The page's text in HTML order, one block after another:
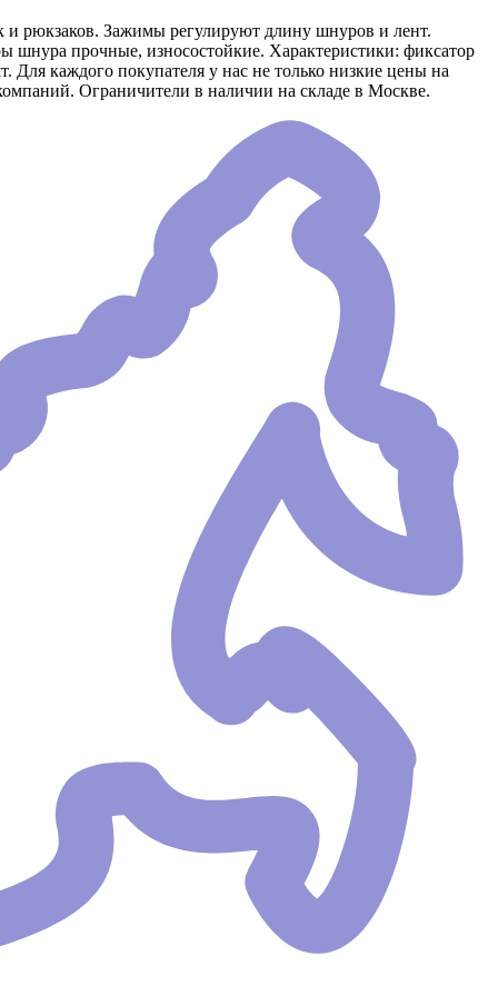
и рюкзаков. Зажимы регулируют длину шнуров и лент.
шнура прочные, износостойкие. Характеристики: фиксатор
каждого покупателя у нас не только низкие цены на
Ограничители в наличии на складе в Москве.